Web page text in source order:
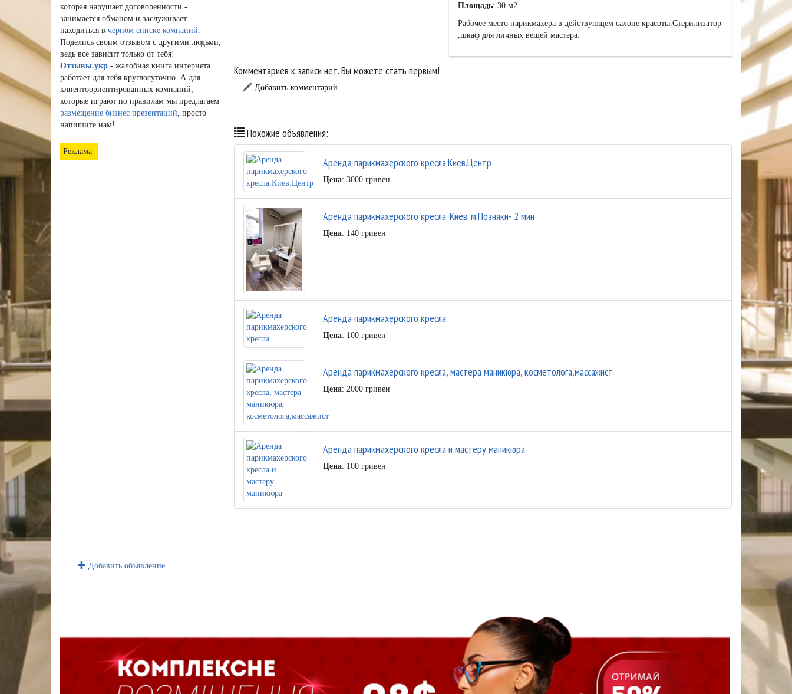
которая нарушает договоренности -
занимается обманом и заслуживает
находиться в черном списке компаний.
Поделись своим отзывом с другими людьми,
ведь все зависит только от тебя!
Отзывы.укр - жалобная книга интернета
работает для тебя круглосуточно. А для
клиентоориентированных компаний,
которые играют по правилам мы предлагаем
размещение бизнес презентаций, просто
напишите нам!
Реклама
Площадь: 30 м2
Рабочее место парикмахера в действующем салоне красоты.Стерилизатор
,шкаф для личных вещей мастера.
Комментариев к записи нет. Вы можете стать первым!
Добавить комментарий
Похожие объявления:
Аренда парикмахерского кресла.Киев.Центр
Цена: 3000 гривен
Аренда парикмахерского кресла. Киев. м.Позняки- 2 мин
Цена: 140 гривен
Аренда парикмахерского кресла
Цена: 100 гривен
Аренда парикмахерского кресла, мастера маникюра, косметолога,массажист
Цена: 2000 гривен
Аренда парикмахерского кресла и мастеру маникюра
Цена: 100 гривен
Добавить объявление